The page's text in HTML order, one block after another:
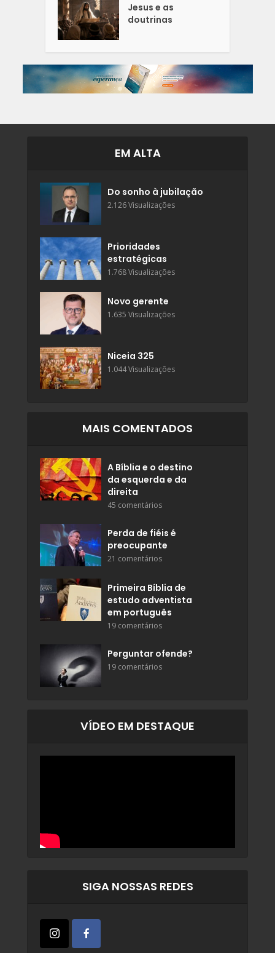
Jesus e as
doutrinas
EM ALTA
Do sonho à jubilação
2.126 Visualizações
Prioridades
estratégicas
1.768 Visualizações
Novo gerente
1.635 Visualizações
Niceia 325
1.044 Visualizações
MAIS COMENTADOS
A Bíblia e o destino
da esquerda e da
direita
45 comentários
Perda de fiéis é
preocupante
21 comentários
Primeira Bíblia de
estudo adventista
em português
19 comentários
Perguntar ofende?
19 comentários
VÍDEO EM DESTAQUE
SIGA NOSSAS REDES